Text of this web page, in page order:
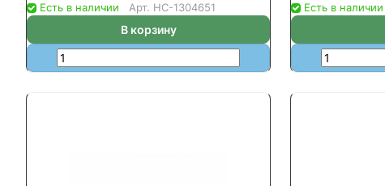
Есть в наличии Арт. НС-1304651
В корзину
Есть в наличии